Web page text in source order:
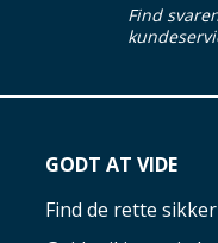
Find
GODT AT VIDE
Find de rette